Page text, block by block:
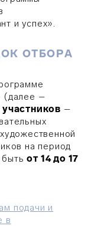
и успех».
ОТБОРА
(далее –
участников –
на период
бытьот 14 до 17
подачи и
в